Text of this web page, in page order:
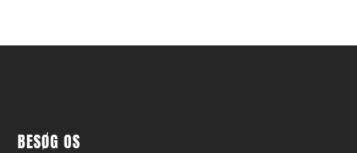
BESØG OS